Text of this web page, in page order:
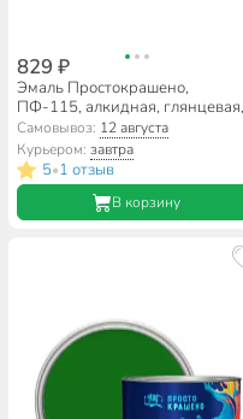
829 ₽
Эмаль Простокрашено,
ПФ-115, алкидная, глянцевая,
красная, 1.8 кг
Самовывоз: 12 августа
Курьером:завтра
5•1 отзыв
В корзину